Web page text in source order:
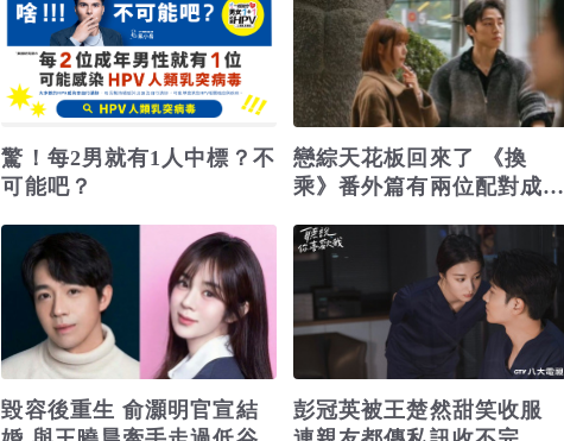
驚！每2男就有1人中標？不
可能吧？
戀綜天花板回來了 《換
乘》番外篇有兩位配對成功
毀容後重生 俞灝明官宣結
彭冠英被王楚然甜笑收服